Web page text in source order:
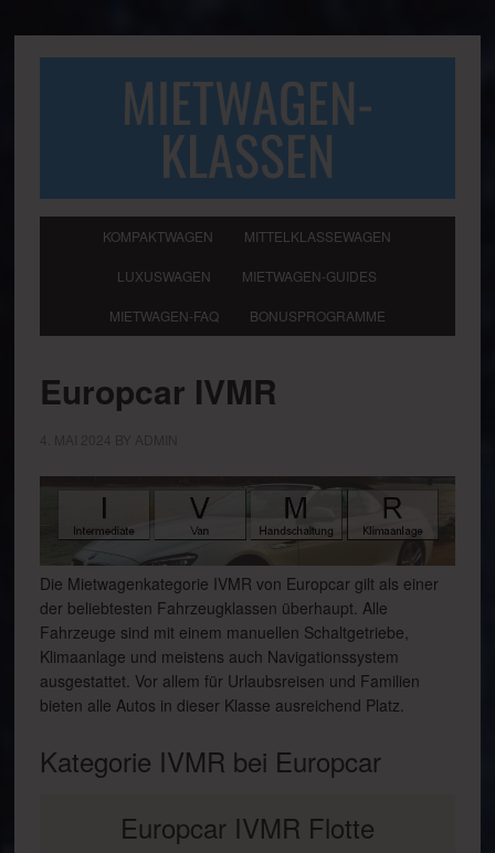
MIETWAGEN-
KLASSEN
KOMPAKTWAGEN MITTELKLASSEWAGEN
LUXUSWAGEN MIETWAGEN-GUIDES
MIETWAGEN-FAQ BONUSPROGRAMME
Europcar IVMR
Die Mietwagenkategorie IVMR von Europcar gilt als einer
der beliebtesten Fahrzeugklassen überhaupt. Alle
Fahrzeuge sind mit einem manuellen Schaltgetriebe,
Klimaanlage und meistens auch Navigationssystem
ausgestattet. Vor allem für Urlaubsreisen und Familien
bieten alle Autos in dieser Klasse ausreichend Platz.
Kategorie IVMR bei Europcar
Europcar IVMR Flotte